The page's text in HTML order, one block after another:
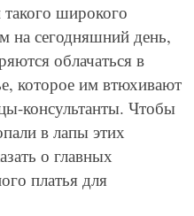
широкого
на сегодняшний день,
облачаться в
которое им втюхивают
консультанты. Чтобы
в лапы этих
о главных
платья для